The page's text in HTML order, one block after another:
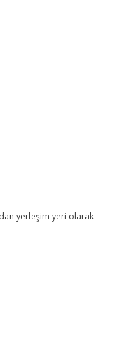
yerleşim yeri olarak